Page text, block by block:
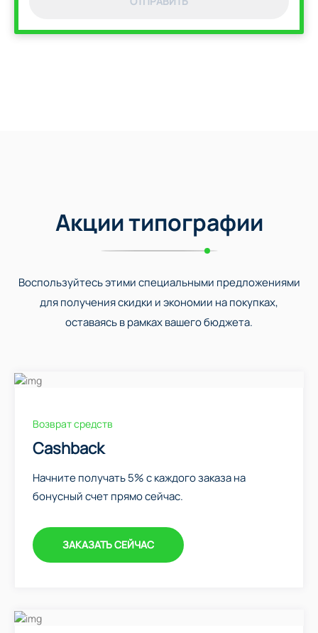
Акции типографии
Воспользуйтесь этими специальными предложениями
для получения скидки и экономии на покупках,
оставаясь в рамках вашего бюджета.
Возврат средств
Cashback
Начните получать 5% с каждого заказа на
бонусный счет прямо сейчас.
ЗАКАЗАТЬ СЕЙЧАС